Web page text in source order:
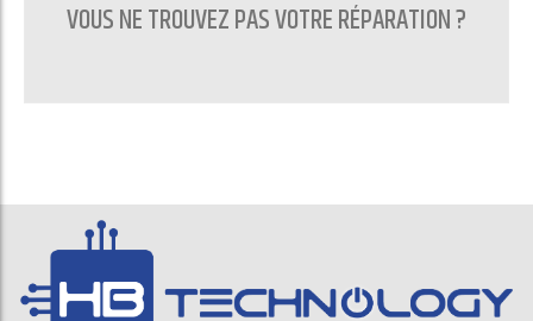
VOUS NE TROUVEZ PAS VOTRE RÉPARATION ?
CONTACTEZ NOUS